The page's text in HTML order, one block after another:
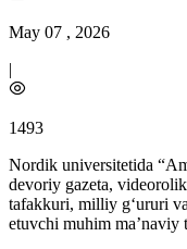
May 07 , 2026
|
1493
Nordik universitetida
devoriy gazeta,
tafakkuri, milliy g‘ururi
etuvchi muhim ma’naviy